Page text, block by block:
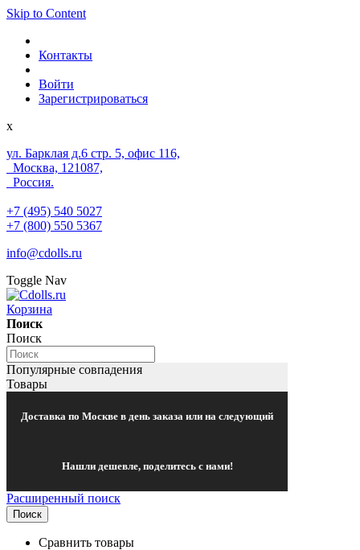
Skip to Content
Контакты
Войти
Зарегистрироваться
x
ул. Барклая д.6 стр. 5, офис 116,
Москва, 121087,
Россия.
+7 (495) 540 5027
+7 (800) 550 5367
info@cdolls.ru
Toggle Nav
Корзина
Поиск
Поиск
Популярные совпадения
Товары
Доставка по Москве в день заказа или на следующий
Нашли дешевле, поделитесь с нами!
Расширенный поиск
Поиск
Сравнить товары